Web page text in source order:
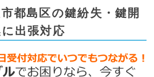
都島区の鍵紛失・鍵開
出張対応